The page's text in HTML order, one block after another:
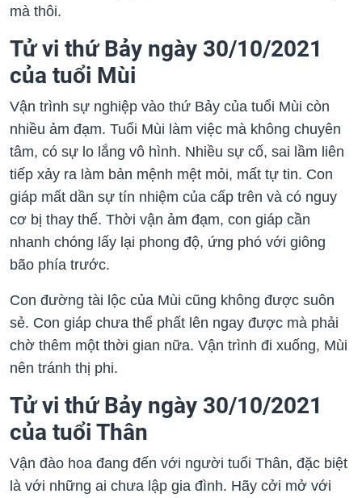
mà thôi.
Tử vi thứ Bảy ngày 30/10/2021
của tuổi Mùi
Vận trình sự nghiệp vào thứ Bảy của tuổi Mùi còn
nhiều ảm đạm. Tuổi Mùi làm việc mà không chuyên
tâm, có sự lo lắng vô hình. Nhiều sự cố, sai lầm liên
tiếp xảy ra làm bản mệnh mệt mỏi, mất tự tin. Con
giáp mất dần sự tín nhiệm của cấp trên và có nguy
cơ bị thay thế. Thời vận ảm đạm, con giáp cần
nhanh chóng lấy lại phong độ, ứng phó với giông
bão phía trước.
Con đường tài lộc của Mùi cũng không được suôn
sẻ. Con giáp chưa thể phất lên ngay được mà phải
chờ thêm một thời gian nữa. Vận trình đi xuống, Mùi
nên tránh thị phi.
Tử vi thứ Bảy ngày 30/10/2021
của tuổi Thân
Vận đào hoa đang đến với người tuổi Thân, đặc biệt
là với những ai chưa lập gia đình. Hãy cởi mở với